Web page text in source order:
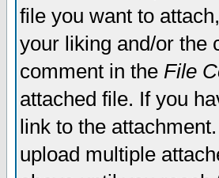
file you want to
your liking and/or the
comment in the File
attached file. If you
link to the
upload multiple